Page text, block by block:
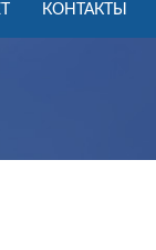
КОНТАКТЫ